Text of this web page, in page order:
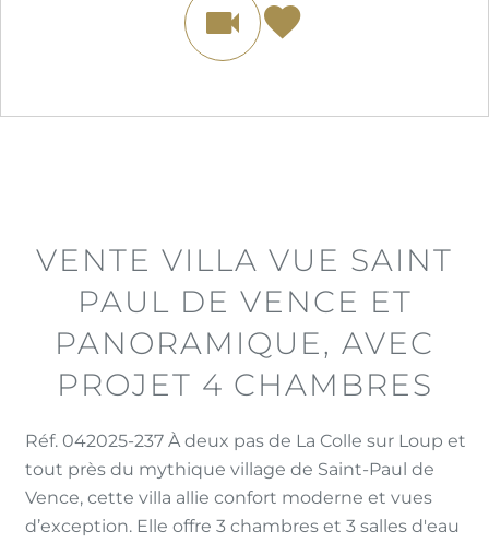
VENTE VILLA VUE SAINT
PAUL DE VENCE ET
PANORAMIQUE, AVEC
PROJET 4 CHAMBRES
Réf. 042025-237 À deux pas de La Colle sur Loup et
tout près du mythique village de Saint-Paul de
Vence, cette villa allie confort moderne et vues
d’exception. Elle offre 3 chambres et 3 salles d'eau